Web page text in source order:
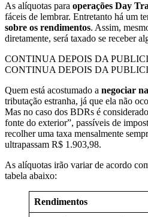
As alíquotas para operações Day
fáceis de lembrar. Entretanto há um
sobre os rendimentos. Assim,
diretamente, será taxado se receber
CONTINUA DEPOIS DA
CONTINUA DEPOIS DA
Quem está acostumado a negociar
tributação estranha, já que ela não
Mas no caso dos BDRs é
fonte do exterior”, passíveis de
recolher uma taxa mensalmente
ultrapassam R$ 1.903,98.
As alíquotas irão variar de acordo
tabela abaixo:
Rendimentos